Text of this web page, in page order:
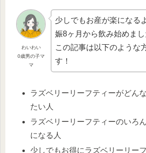
わいわい
0歳男の子マ
マ
少しでもお産が楽になる
娠8ヶ月から飲み始めまし
この記事は以下のような
す！
ラズベリーリーフティーがどん
たい人
ラズベリーリーフティーのいろ
になる人
少しでもお得にラズベリーリー